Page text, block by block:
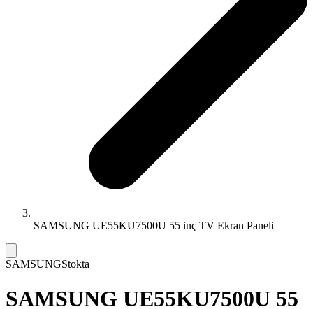
SAMSUNG UE55KU7500U 55 inç TV Ekran Paneli
SAMSUNGStokta
SAMSUNG UE55KU7500U 55